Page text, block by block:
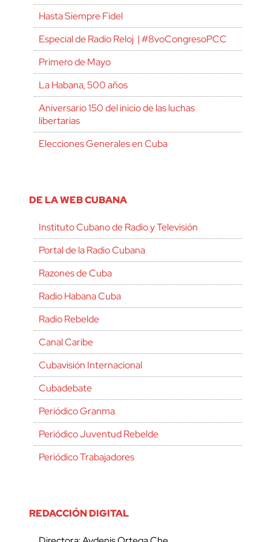
Hasta Siempre Fidel
Especial de Radio Reloj | #8voCongresoPCC
Primero de Mayo
La Habana, 500 años
Aniversario 150 del inicio de las luchas
libertarias
Elecciones Generales en Cuba
DE LA WEB CUBANA
Instituto Cubano de Radio y Televisión
Portal de la Radio Cubana
Razones de Cuba
Radio Habana Cuba
Radio Rebelde
Canal Caribe
Cubavisión Internacional
Cubadebate
Periódico Granma
Periódico Juventud Rebelde
Periódico Trabajadores
REDACCIÓN DIGITAL